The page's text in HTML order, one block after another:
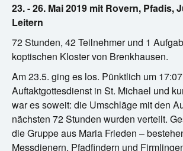
23. - 26. Mai 2019 mit Rovern, Pfadis,
Leitern
72 Stunden, 42 Teilnehmer und 1
koptischen Kloster von Brenkhausen.
Am 23.5. ging es los. Pünktlich um
Auftaktgottesdienst in St. Michael und
war es soweit: die Umschläge mit den
nächsten 72 Stunden wurden verteilt.
die Gruppe aus Maria Frieden –
Messdienern, Pfadfindern und